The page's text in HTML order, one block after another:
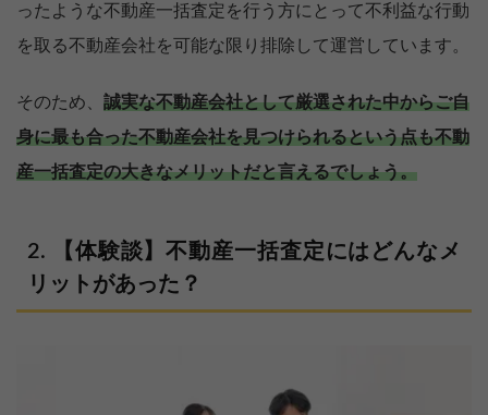
ったような不動産一括査定を行う方にとって不利益な行動
を取る不動産会社を可能な限り排除して運営しています。
そのため、 誠実な不動産会社として厳選された中からご自
身に最も合った不動産会社を見つけられるという点も不動
産一括査定の大きなメリットだと言えるでしょう。
【体験談】不動産一括査定にはどんなメ
リットがあった？